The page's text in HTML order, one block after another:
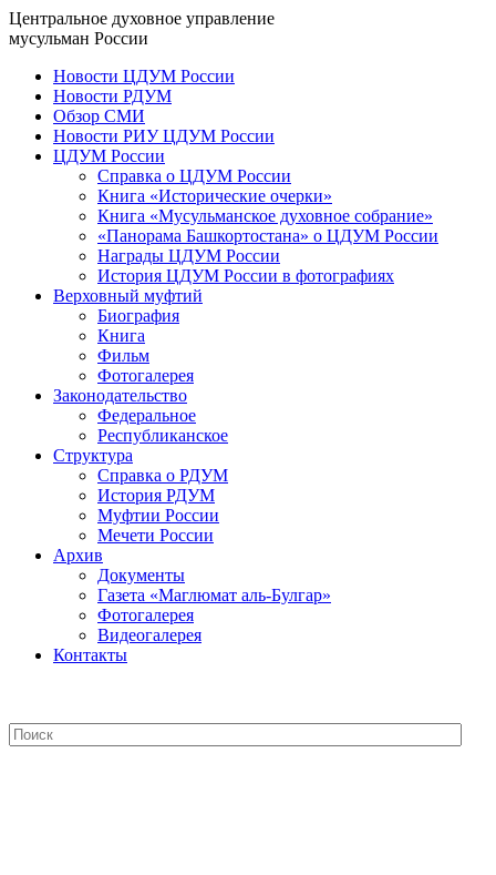
Центральное духовное управление
мусульман России
Новости ЦДУМ России
Новости РДУМ
Обзор СМИ
Новости РИУ ЦДУМ России
ЦДУМ России
Справка о ЦДУМ России
Книга «Исторические очерки»
Книга «Мусульманское духовное собрание»
«Панорама Башкортостана» о ЦДУМ России
Награды ЦДУМ России
История ЦДУМ России в фотографиях
Верховный муфтий
Биография
Книга
Фильм
Фотогалерея
Законодательство
Федеральное
Республиканское
Структура
Справка о РДУМ
История РДУМ
Муфтии России
Мечети России
Архив
Документы
Газета «Маглюмат аль-Булгар»
Фотогалерея
Видеогалерея
Контакты